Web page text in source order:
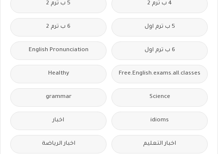
4 ب ترم 2 5 ب ترم 2
5 ب ترم اول 6 ب ترم 2
6 ب ترم اول English Pronunciation
Free.English.exams.all.classes
Healthy
Science
grammar
idioms اخبار
اخبار التعليم اخبار الرياضة